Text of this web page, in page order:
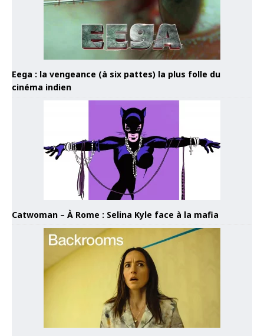
Eega : la vengeance (à six pattes) la plus folle du
cinéma indien
Catwoman – À Rome : Selina Kyle face à la mafia